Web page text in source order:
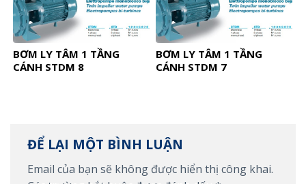
BƠM LY TÂM 1 TẦNG
CÁNH STDM 8
BƠM LY TÂM 1 TẦNG
CÁNH STDM 7
ĐỂ LẠI MỘT BÌNH LUẬN
Email của bạn sẽ không được hiển thị công khai.